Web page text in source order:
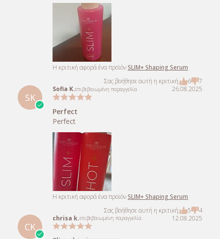
Η κριτική αφορά ένα προϊόν SLIM+ Shaping Serum
Σας βοήθησε αυτή η κριτική;
6 7
SK
Sofia K.επιβεβαιωμένη παραγγελία 26.08.2025
Perfect
Perfect
Η κριτική αφορά ένα προϊόν SLIM+ Shaping Serum
Σας βοήθησε αυτή η κριτική;
5 4
CK
chrisa k.επιβεβαιωμένη παραγγελία 12.08.2025